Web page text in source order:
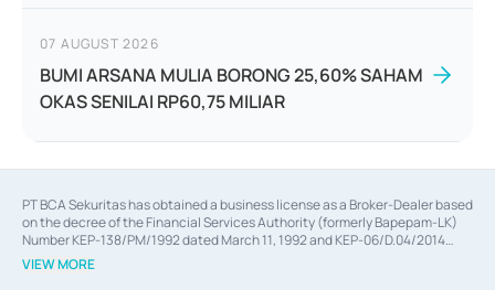
07 AUGUST 2026
BUMI ARSANA MULIA BORONG 25,60% SAHAM
OKAS SENILAI RP60,75 MILIAR
PT BCA Sekuritas has obtained a business license as a Broker-Dealer based
on the decree of the Financial Services Authority (formerly Bapepam-LK)
Number KEP-138/PM/1992 dated March 11, 1992 and KEP-06/D.04/2014
dated February 28, 2014, a business license as an Underwriter based on the
decree of the Financial Services Authority Number KEP-12/PM/PEE/1997
VIEW MORE